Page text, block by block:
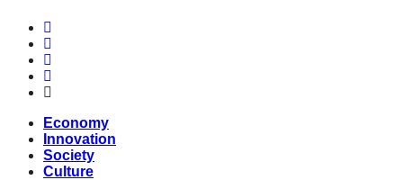
Economy
Innovation
Society
Culture